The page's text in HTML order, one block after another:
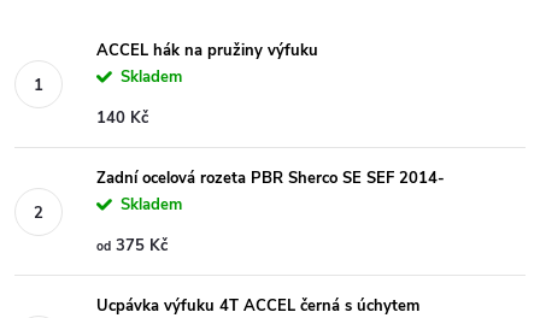
ACCEL hák na pružiny výfuku
Skladem
140 Kč
Zadní ocelová rozeta PBR Sherco SE SEF 2014-
Skladem
od 375 Kč
Ucpávka výfuku 4T ACCEL černá s úchytem